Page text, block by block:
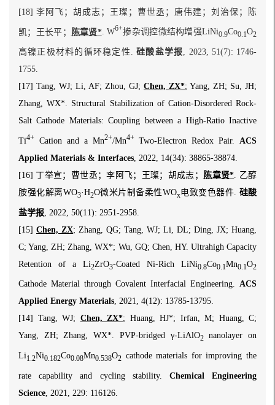
[18] 李阿飞；胡成志；王璨；曹世丞；唐伟建；刘治保；陈
凯；王长平； 陈章贤*. W6+掺杂调控微结构增强LiNi0.9Co0.1O2
高镍正极材料的循环稳定性.硅酸盐学报, 2023, 51(7): 1746-
1755.
[17] Tang, WJ; Li, AF; Zhou, GJ; Chen, ZX*; Yang, ZH; Su, JH;
Zhang, WX*. Structural Stabilization of Cation-Disordered Rock-
Salt Cathode Materials: Coupling between a High-Ratio Inactive
Ti4+ Cation and a Mn2+/Mn4+ Two-Electron Redox Pair. ACS
Applied Materials & Interfaces , 2022, 14(34): 38865-38874.
[16] 丁举宣；曹世丞；李阿飞；王璨；胡成志；
陈章贤* . 乙醇
胺强化解离WO3·H2O微米片制备柔性WOx电致变色器件. 硅酸
盐学报 , 2022, 50(11): 2951-2958.
[15] Chen, ZX; Zhang, QG; Tang, WJ; Li, DL; Ding, JX; Huang,
C; Yang, ZH; Zhang, WX*; Wu, GQ; Chen, HY. Ultrahigh Capacity
Retention of a Li2ZrO3-Coated Ni-Rich LiNi0.8Co0.1 Mn0.1 O2
Cathode Material through Covalent Interfacial Engineering. ACS
Applied Energy Materials, 2021, 4(12): 13785-13795.
[14] Tang, WJ; Chen, ZX*; Huang, HJ*; Irfan, M; Huang, C;
Yang, ZH; Zhang, WX*. PVP-bridged γ-LiAlO2nanolayer on
Li1.2Ni0.182Co0.08Mn0.538O2 cathode materials for improving the
rate capability and cycling stability. Chemical Engineering
Science, 2021, 229: 116126.